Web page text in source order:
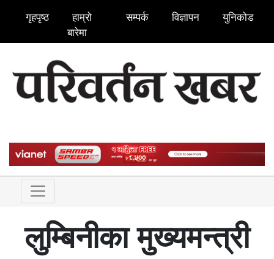
गृहपृष्ठ
हाम्रो
बारेमा
सम्पर्क विज्ञापन युनिकोड
लुम्बिनीका मुख्यमन्त्री